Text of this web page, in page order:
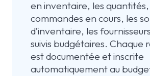
en inventaire, les quantités,
commandes en cours, les
d’inventaire, les
suivis budgétaires. Chaque
est documentée et inscrite
automatiquement au